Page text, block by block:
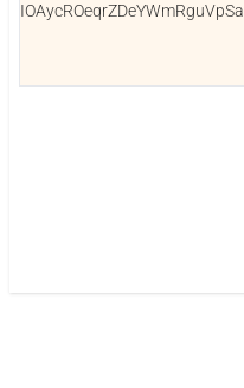
IOAycROeqrZDeYWmRguVpSa